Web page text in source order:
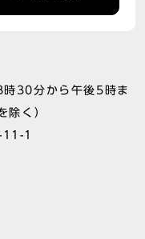
時30分から午後5時ま
除く）
1